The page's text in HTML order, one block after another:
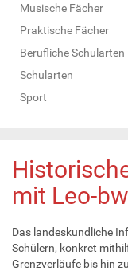
Musische Fächer
Praktische Fächer
Berufliche Schularten
Schularten
Sport
mit Leo-bw
Das landeskundliche
Schülern, konkret
Grenzverläufe bis hin